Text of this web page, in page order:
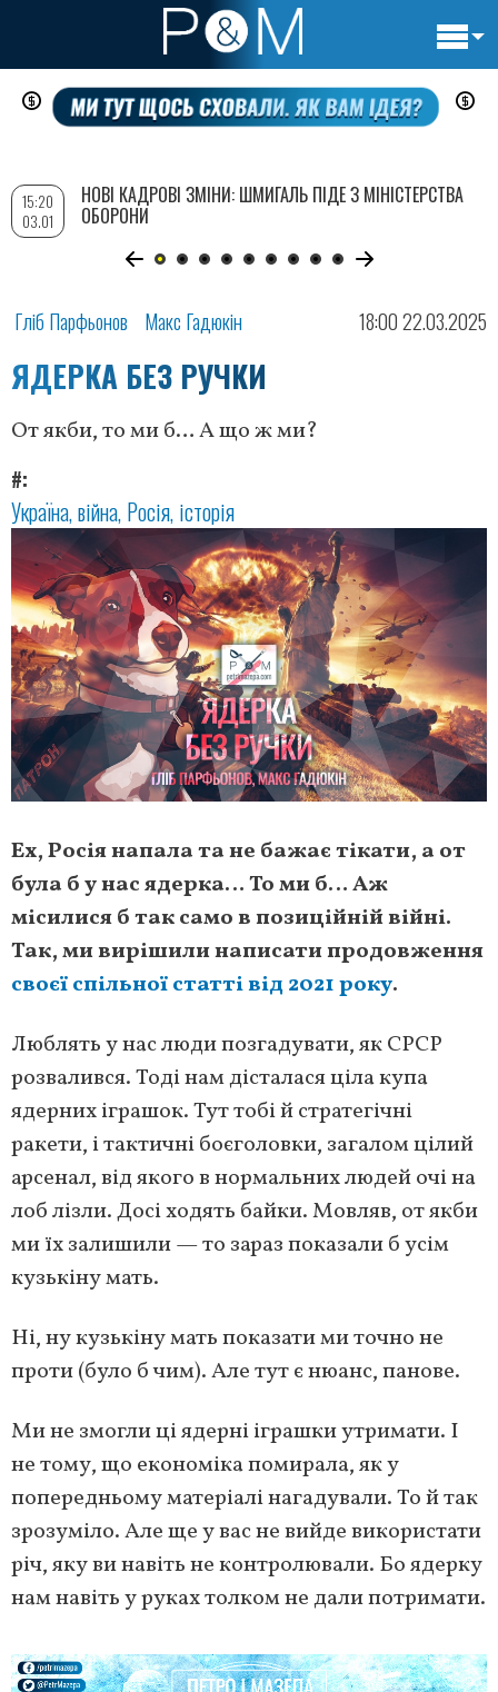
Перейти
до
вмісту
Гліб Парфьонов Макс Гадюкін 18:00 22.03.2025
ЯДЕРКА БЕЗ РУЧКИ
От якби, то ми б… А що ж ми?
#
Україна війна Росія історія
Ех, Росія напала та не бажає тікати, а от
була б у нас ядерка… То ми б… Аж
місилися б так само в позиційній війні.
Так, ми вирішили написати продовження
своєї спільної статті від 2021 року.
Люблять у нас люди позгадувати, як СРСР
розвалився. Тоді нам дісталася ціла купа
ядерних іграшок. Тут тобі й стратегічні
ракети, і тактичні боєголовки, загалом цілий
арсенал, від якого в нормальних людей очі на
лоб лізли. Досі ходять байки. Мовляв, от якби
ми їх залишили — то зараз показали б усім
кузькіну мать.
Ні, ну кузькіну мать показати ми точно не
проти (було б чим). Але тут є нюанс, панове.
Ми не змогли ці ядерні іграшки утримати. І
не тому, що економіка помирала, як у
попередньому матеріалі нагадували. То й так
зрозуміло. Але ще у вас не вийде використати
річ, яку ви навіть не контролювали. Бо ядерку
нам навіть у руках толком не дали потримати.
15:20
03.01
НОВІ КАДРОВІ ЗМІНИ: ШМИГАЛЬ ПІДЕ З МІНІСТЕРСТВА
ОБОРОНИ